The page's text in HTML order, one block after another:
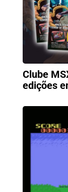
Clube
edições